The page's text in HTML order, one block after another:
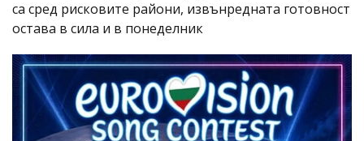
са сред рисковите райони, извънредната готовност
остава в сила и в понеделник